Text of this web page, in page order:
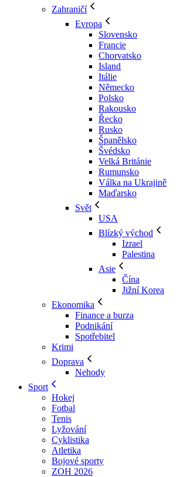
Zahraničí
Evropa
Slovensko
Francie
Chorvatsko
Island
Itálie
Německo
Polsko
Rakousko
Řecko
Rusko
Španělsko
Švédsko
Velká Británie
Rumunsko
Válka na Ukrajině
Maďarsko
Svět
USA
Blízký východ
Izrael
Palestina
Asie
Čína
Jižní Korea
Ekonomika
Finance a burza
Podnikání
Spotřebitel
Krimi
Doprava
Nehody
Sport
Hokej
Fotbal
Tenis
Lyžování
Cyklistika
Atletika
Bojové sporty
ZOH 2026